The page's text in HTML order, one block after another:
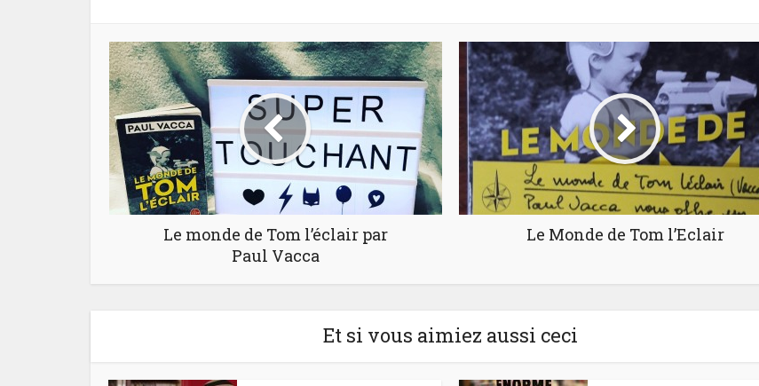
Le monde de Tom l’éclair par
Paul Vacca
Le Monde de Tom l’Eclair
Et si vous aimiez aussi ceci